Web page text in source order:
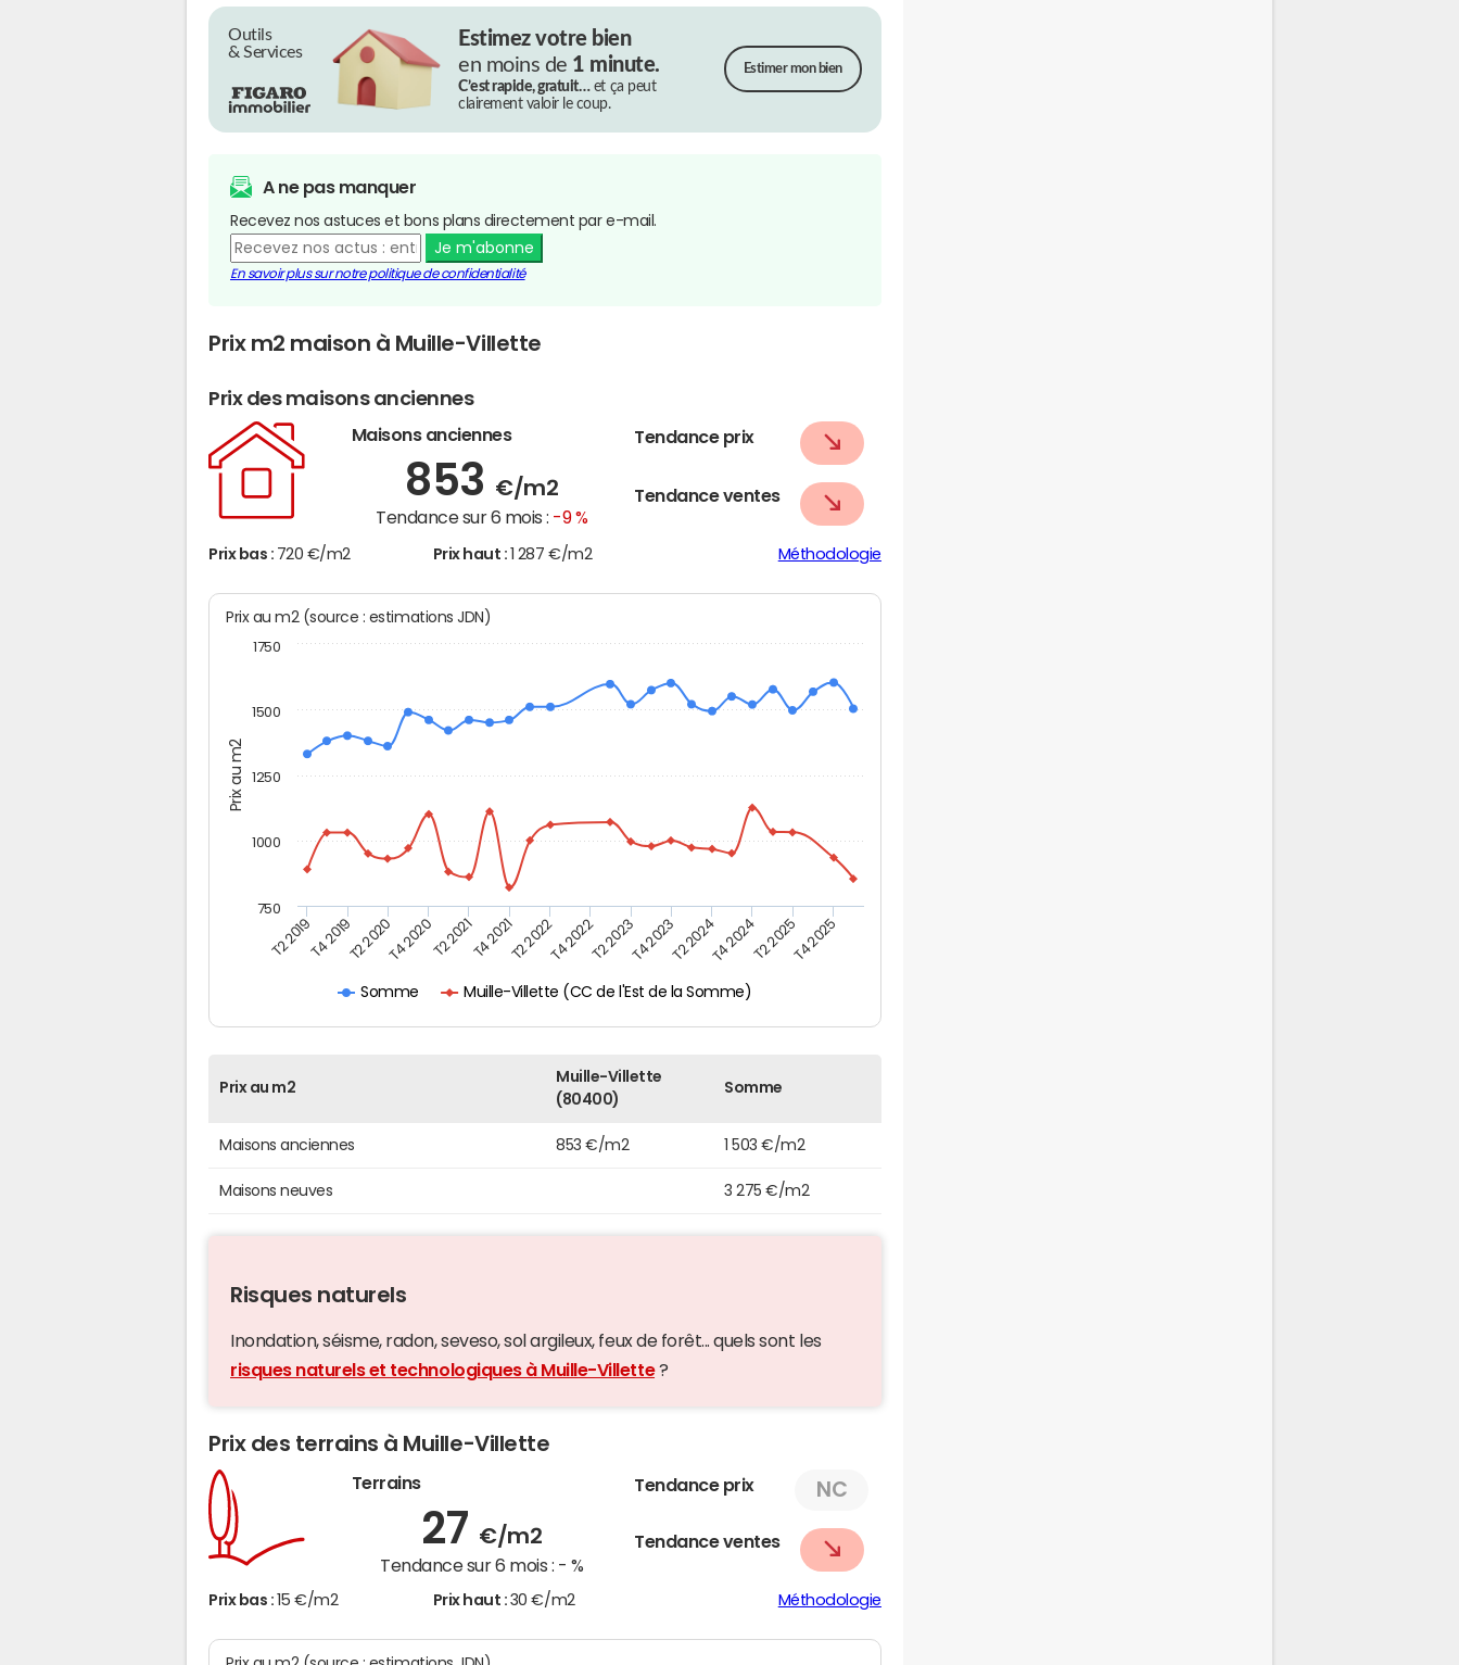
Outils
& Services
Estimez votre bien
en moins de 1 minute.
C’est rapide, gratuit…et ça peut
clairement valoir le coup.
Estimer mon bien
A ne pas manquer
Recevez nos astuces et bons plans directement par e-mail.
Je m'abonne
En savoir plus sur notre politique de confidentialité
Prix m2 maison à Muille-Villette
Prix des maisons anciennes
Maisons anciennes
853 €/m2
Tendance sur 6 mois : -9 %
Tendance prix
Tendance ventes
Prix bas : 720 €/m2 Prix haut : 1 287 €/m2 Méthodologie
Prix au m2
Prix au m2 (source : estimations JDN)
Somme Muille-Villette (CC de l'Est de la Somme)
T2 2019T4 2019T2 2020T4 2020T2 2021T4 2021T2 2022T4 2022T2 2023T4 2023T2 2024T4 2024T2 2025T4 2025
750
1000
1250
1500
1750
Prix au m2
Muille-Villette
(80400)
Somme
Maisons anciennes 853 €/m2 1 503 €/m2
Maisons neuves 3 275 €/m2
Risques naturels
Inondation, séisme, radon, seveso, sol argileux, feux de forêt... quels sont les
risques naturels et technologiques à Muille-Villette?
Prix des terrains à Muille-Villette
Terrains
27 €/m2
Tendance sur 6 mois : - %
Tendance prix NC
Tendance ventes
Prix bas : 15 €/m2 Prix haut : 30 €/m2 Méthodologie